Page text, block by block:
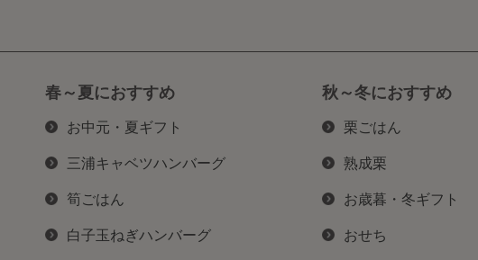
春～夏におすすめ
お中元・夏ギフト
三浦キャベツハンバーグ
筍ごはん
白子玉ねぎハンバーグ
秋～冬におすすめ
栗ごはん
熟成栗
お歳暮・冬ギフト
おせち